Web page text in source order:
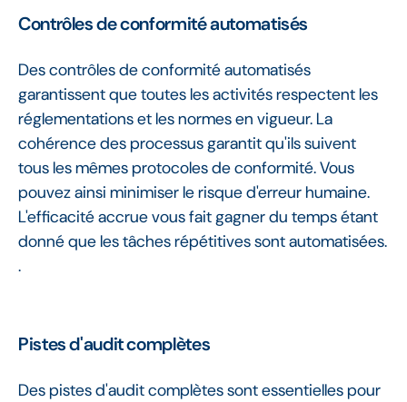
Contrôles de conformité automatisés
Des contrôles de conformité automatisés
garantissent que toutes les activités respectent les
réglementations et les normes en vigueur. La
cohérence des processus garantit qu'ils suivent
tous les mêmes protocoles de conformité. Vous
pouvez ainsi minimiser le risque d'erreur humaine.
L'efficacité accrue vous fait gagner du temps étant
donné que les tâches répétitives sont automatisées.
.
Pistes d'audit complètes
Des pistes d'audit complètes sont essentielles pour